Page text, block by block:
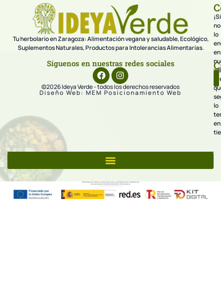
Tu herbolario en Zaragoza: Alimentación vegana y saludable, Ecológico,
Suplementos Naturales, Productos para Intolerancias Alimentarías.
Síguenos en nuestras redes sociales
©2026 Ideya Verde - todos los derechos reservados
Diseño Web: MEM Posicionamiento Web
¡Si
no
lo
en
lo
en